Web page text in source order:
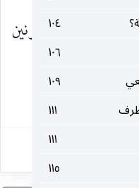
١٠٤
١٠٦
١٠٩
١١١
١١١
١١٥
من القانونين